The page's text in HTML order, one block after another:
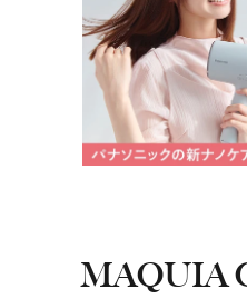
MAQUIA